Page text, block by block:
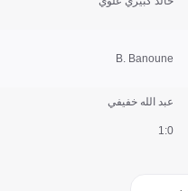
B. Banoune
عبد الله خفيفي
0:1